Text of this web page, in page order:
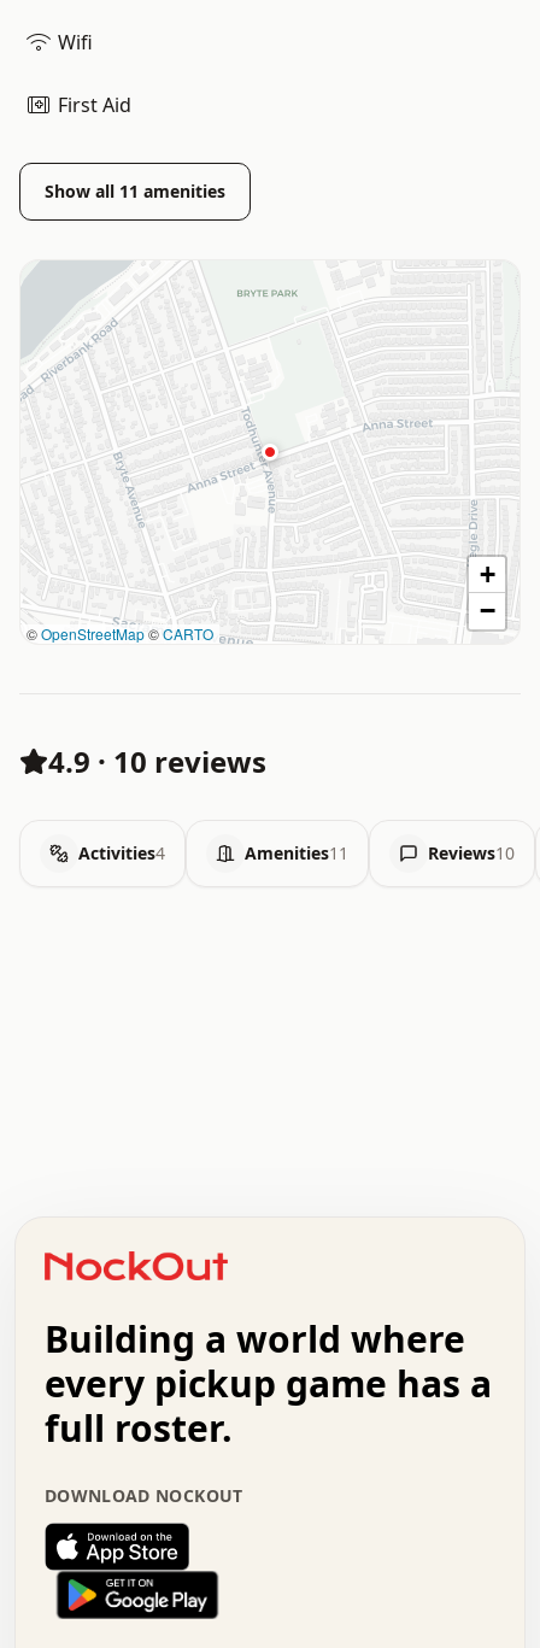
Wifi
First Aid
Show all 11 amenities
©OpenStreetMap©CARTO
+
−
4.9 · 10 reviews
Activities4 Amenities11 Reviews10
+   .   .   .   .   .   .   .   .   .   +   .   .
.   .   .   .   .   .   .   .   .   .   .   :   .
.   .   .   .   +   .   .   .   .   .   .   .   +
.   :   .   .   .   .   .   .   .   .   o   .   .
.   .   x   .   .   .   .   .   .   :   .   .   o
.   .   .   .   :   .   .   .   .   o   .   .   .
.   .   .   .   .   .   .   :   .   .   .   .   .
.   .   .   .   .   :   +   .   .   .   .   .   o
.   .   .   .   .   .   .   .   .   .   .   .   .
.   .   :   o   .   .   .   .   .   .   .   +   .
.   o   .   .   .   .   x   .   .   .   .   .   .
Building a world where
every pickup game has a
full roster.
DOWNLOAD NOCKOUT